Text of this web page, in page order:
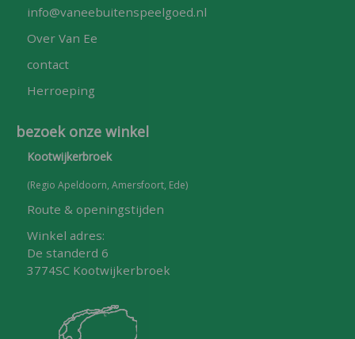
info@vaneebuitenspeelgoed.nl
Over Van Ee
contact
Herroeping
bezoek onze winkel
Kootwijkerbroek
(Regio Apeldoorn, Amersfoort, Ede)
Route & openingstijden
Winkel adres:
De standerd 6
3774SC Kootwijkerbroek